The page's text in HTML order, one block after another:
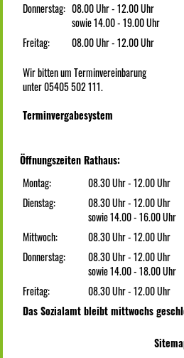
Donnerstag: 08.00 Uhr - 12.00 Uhr
sowie 14.00 - 19.00 Uhr
Freitag:
08.00 Uhr - 12.00 Uhr
Wir bitten um Terminvereinbarung
unter 05405 502 111.
Terminvergabesystem
Öffnungszeiten Rathaus:
Montag:
08.30 Uhr - 12.00 Uhr
Dienstag:
08.30 Uhr - 12.00 Uhr
sowie 14.00 - 16.00 Uhr
Mittwoch:
08.30 Uhr - 12.00 Uhr
Donnerstag:
08.30 Uhr - 12.00 Uhr
sowie 14.00 - 18.00 Uhr
Freitag:
08.30 Uhr - 12.00 Uhr
Das Sozialamt bleibt mittwochs